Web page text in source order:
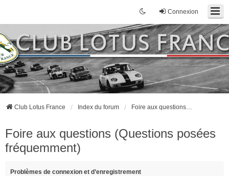
Connexion
Club Lotus France Index du forum Foire aux questions (Questions posées fréquemment)
Foire aux questions (Questions posées
fréquemment)
Problèmes de connexion et d’enregistrement